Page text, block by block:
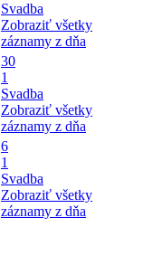
Svadba
Zobraziť všetky
záznamy z dňa
30
1
Svadba
Zobraziť všetky
záznamy z dňa
6
1
Svadba
Zobraziť všetky
záznamy z dňa